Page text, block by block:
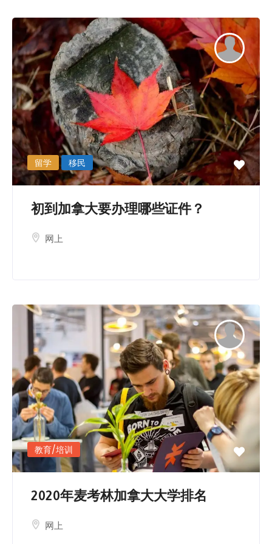
留学 移民
初到加拿大要办理哪些证件？
网上
教育/培训
2020年麦考林加拿大大学排名
网上